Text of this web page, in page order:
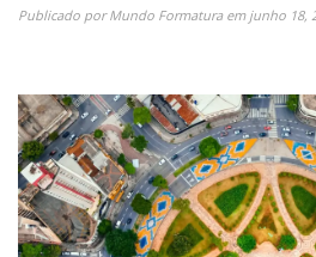
Publicado porMundo Formaturaem junho 18,